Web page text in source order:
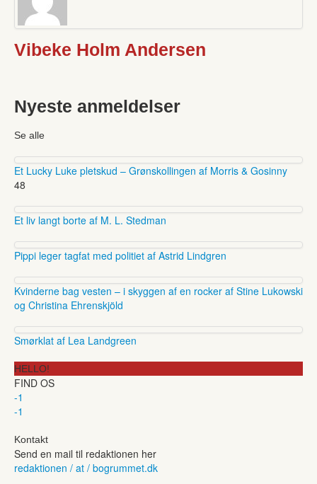
Vibeke Holm Andersen
Nyeste anmeldelser
Se alle
Et Lucky Luke pletskud – Grønskollingen af Morris & Gosinny
48
Et liv langt borte af M. L. Stedman
Pippi leger tagfat med politiet af Astrid Lindgren
Kvinderne bag vesten – i skyggen af en rocker af Stine Lukowski
og Christina Ehrenskjöld
Smørklat af Lea Landgreen
HELLO!
FIND OS
-1
-1
Kontakt
Send en mail til redaktionen her
redaktionen / at / bogrummet.dk